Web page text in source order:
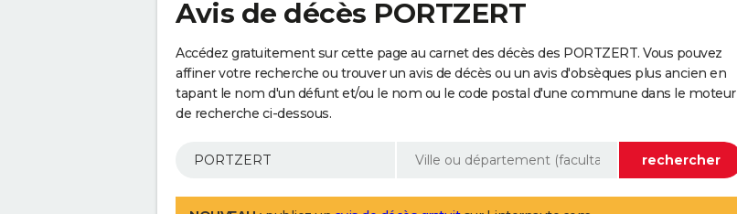
Avis de décès PORTZERT
Accédez gratuitement sur cette page au carnet des décès des PORTZERT. Vous pouvez
affiner votre recherche ou trouver un avis de décès ou un avis d'obsèques plus ancien en
tapant le nom d'un défunt et/ou le nom ou le code postal d'une commune dans le moteur
de recherche ci-dessous.